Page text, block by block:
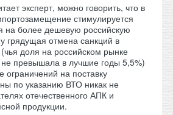
эксперт, можно говорить, что в
стимулируется
на более дешевую российскую
грядущая отмена санкций в
доля на российском рынке
не превышала в лучшие годы 5,5%)
ограничений на поставку
по указанию ВТО никак не
отечественного АПК и
продукции.